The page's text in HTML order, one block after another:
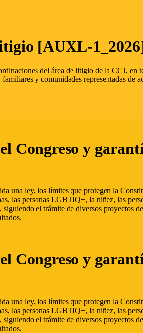
[AUXL-
del área de litigio de la CCJ,
y comunidades representadas
Congreso y
una ley, los límites que protegen la
las personas LGBTIQ+, la niñez, las
el trámite de diversos
Congreso y
una ley, los límites que protegen la
las personas LGBTIQ+, la niñez, las
el trámite de diversos